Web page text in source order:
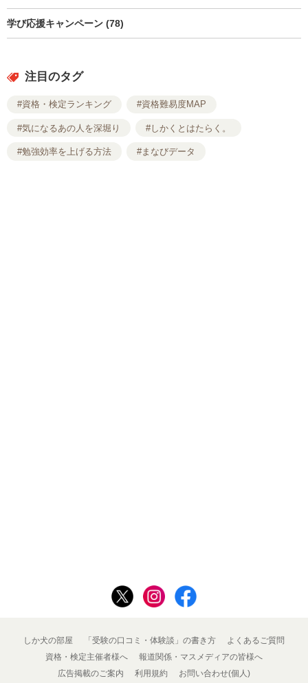
学び応援キャンペーン (78)
注目のタグ
#資格・検定ランキング #資格難易度MAP
#気になるあの人を深堀り #しかくとはたらく。
#勉強効率を上げる方法 #まなびデータ
しか犬の部屋 「受験の口コミ・体験談」の書き方
よくあるご質問
資格・検定主催者様へ
報道関係・マスメディアの皆様へ
広告掲載のご案内
利用規約 お問い合わせ(個人)